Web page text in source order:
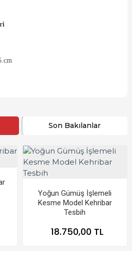
Son Bakılanlar
Yoğun Gümüş İşlemeli
Kesme Model Kehribar
Tesbih
18.750,00 TL